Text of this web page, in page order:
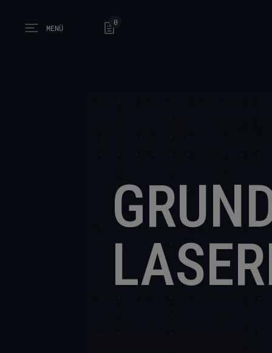
Open main menu
MENÜ
0